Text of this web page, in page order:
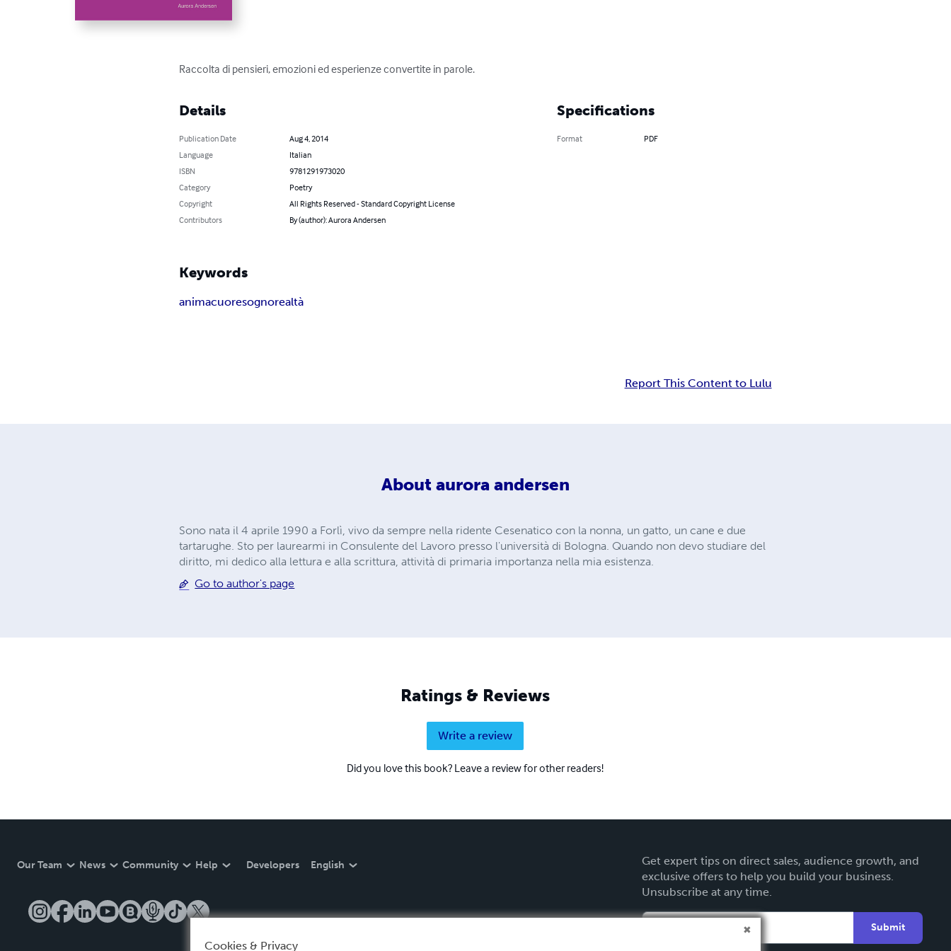
Raccolta di pensieri, emozioni ed esperienze convertite in parole.
Details
Publication Date
Aug 4, 2014
Language
Italian
ISBN
9781291973020
Category
Poetry
Copyright
All Rights Reserved - Standard Copyright License
Contributors
By (author): Aurora Andersen
Specifications
Format PDF
Keywords
animacuoresognorealtà
Report This Content to Lulu
About aurora andersen
Sono nata il 4 aprile 1990 a Forlì, vivo da sempre nella ridente Cesenatico con la nonna, un gatto, un cane e due
tartarughe. Sto per laurearmi in Consulente del Lavoro presso l'università di Bologna. Quando non devo studiare del
diritto, mi dedico alla lettura e alla scrittura, attività di primaria importanza nella mia esistenza.
Go to author's page
Ratings & Reviews
Write a review
Did you love this book? Leave a review for other readers!
Our Team News Community Help Developers English
Get expert tips on direct sales, audience growth, and
exclusive offers to help you build your business.
Unsubscribe at any time.
Submit
Cookies & Privacy